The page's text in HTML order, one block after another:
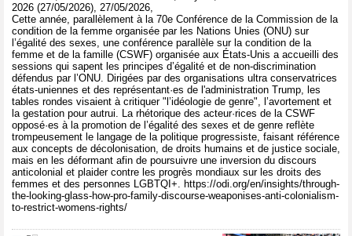
2026 (27/05/2026), 27/05/2026,
Cette année, parallèlement à la 70e Conférence de la Commission de la
condition de la femme organisée par les Nations Unies (ONU) sur
l’égalité des sexes, une conférence parallèle sur la condition de la
femme et de la famille (CSWF) organisée aux États-Unis a accueilli des
sessions qui sapent les principes d’égalité et de non-discrimination
défendus par l’ONU. Dirigées par des organisations ultra conservatrices
états-uniennes et des représentant·es de l'administration Trump, les
tables rondes visaient à critiquer "l’idéologie de genre", l’avortement et
la gestation pour autrui. La rhétorique des acteur·rices de la CSWF
opposé·es à la promotion de l’égalité des sexes et de genre reflète
trompeusement le langage de la politique progressiste, faisant référence
aux concepts de décolonisation, de droits humains et de justice sociale,
mais en les déformant afin de poursuivre une inversion du discours
anticolonial et plaider contre les progrès mondiaux sur les droits des
femmes et des personnes LGBTQI+. https://odi.org/en/insights/through-
the-looking-glass-how-pro-family-discourse-weaponises-anti-colonialism-
to-restrict-womens-rights/